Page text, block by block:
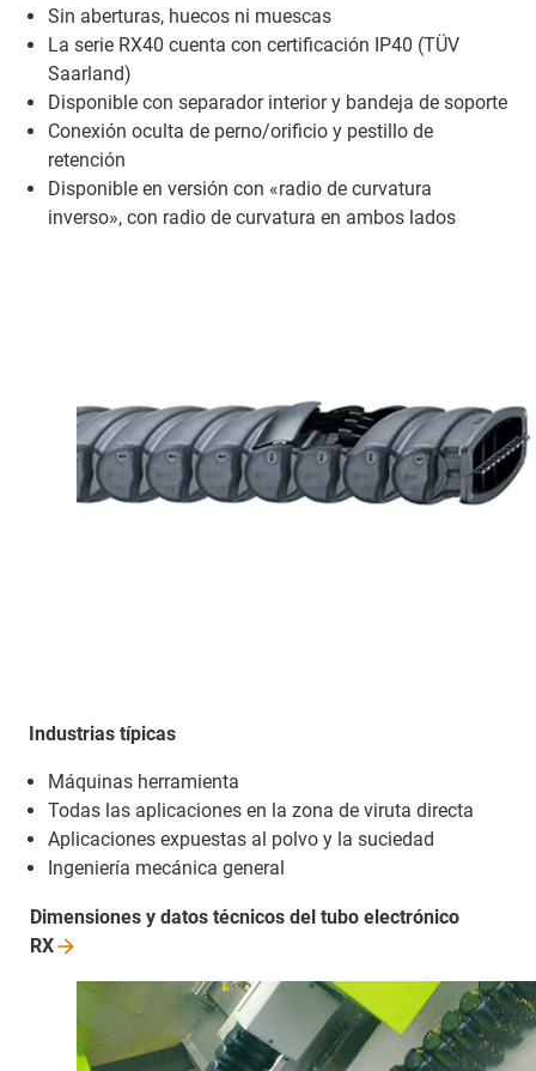
Sin aberturas, huecos ni muescas
La serie RX40 cuenta con certificación IP40 (TÜV
Saarland)
Disponible con separador interior y bandeja de soporte
Conexión oculta de perno/orificio y pestillo de
retención
Disponible en versión con «radio de curvatura
inverso», con radio de curvatura en ambos lados
Industrias típicas
Máquinas herramienta
Todas las aplicaciones en la zona de viruta directa
Aplicaciones expuestas al polvo y la suciedad
Ingeniería mecánica general
Dimensiones y datos técnicos del tubo electrónico
RX